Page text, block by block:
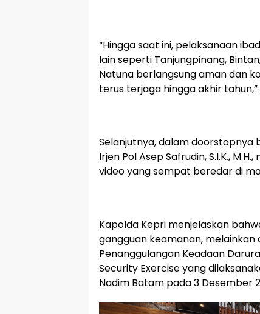
“Hingga saat ini, pelaksanaan
lain seperti Tanjungpinang,
Natuna berlangsung aman dan
terus terjaga hingga akhir
Selanjutnya, dalam doorstopnya
Irjen Pol Asep Safrudin, S.I.K.,
video yang sempat beredar di
Kapolda Kepri menjelaskan
gangguan keamanan, melainkan
Penanggulangan Keadaan
Security Exercise yang
Nadim Batam pada 3 Desember